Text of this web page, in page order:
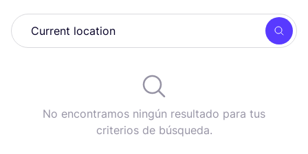
No encontramos ningún resultado para tus
criterios de búsqueda.